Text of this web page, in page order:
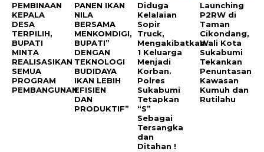
PEMBINAAN
KEPALA
DESA
TERPILIH,
BUPATI
MINTA
REALISASIKAN
SEMUA
PROGRAM
PEMBANGUNAN
PANEN IKAN
NILA
BERSAMA
MENKOMDIGI,
BUPATI”
DENGAN
TEKNOLOGI
BUDIDAYA
IKAN LEBIH
EFISIEN
DAN
PRODUKTIF”
Diduga
Kelalaian
Sopir
Truck,
Mengakibatkan
1 Keluarga
Menjadi
Korban.
Polres
Sukabumi
Tetapkan
“S”
Sebagai
Tersangka
dan
Ditahan !
Launching
P2RW di
Taman
Cikondang,
Wali Kota
Sukabumi
Tekankan
Penuntasan
Kawasan
Kumuh dan
Rutilahu